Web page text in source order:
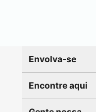
Envolva-se
Encontre aqui